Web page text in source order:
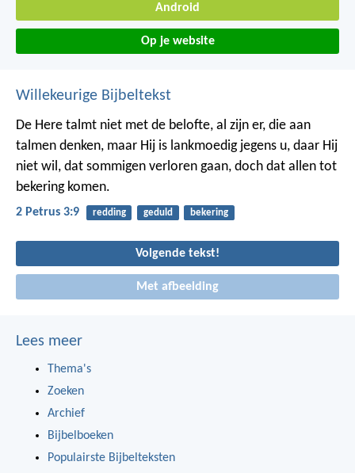
Android
Op je website
Willekeurige Bijbeltekst
De Here talmt niet met de belofte, al zijn er, die aan
talmen denken, maar Hij is lankmoedig jegens u, daar Hij
niet wil, dat sommigen verloren gaan, doch dat allen tot
bekering komen.
2 Petrus 3:9 redding geduld bekering
Volgende tekst!
Met afbeelding
Lees meer
Thema's
Zoeken
Archief
Bijbelboeken
Populairste Bijbelteksten